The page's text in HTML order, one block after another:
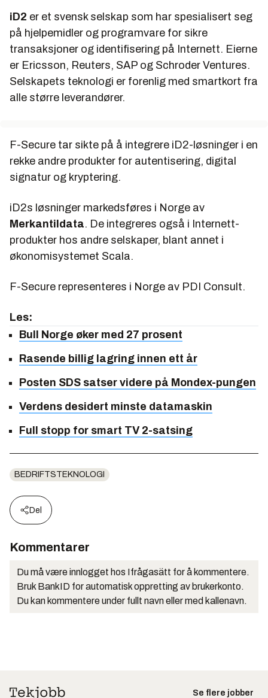
iD2 er et svensk selskap som har spesialisert seg
på hjelpemidler og programvare for sikre
transaksjoner og identifisering på Internett. Eierne
er Ericsson, Reuters, SAP og Schroder Ventures.
Selskapets teknologi er forenlig med smartkort fra
alle større leverandører.
F-Secure tar sikte på å integrere iD2-løsninger i en
rekke andre produkter for autentisering, digital
signatur og kryptering.
iD2s løsninger markedsføres i Norge av
Merkantildata. De integreres også i Internett-
produkter hos andre selskaper, blant annet i
økonomisystemet Scala.
F-Secure representeres i Norge av PDI Consult.
Les:
Bull Norge øker med 27 prosent
Rasende billig lagring innen ett år
Posten SDS satser videre på Mondex-pungen
Verdens desidert minste datamaskin
Full stopp for smart TV 2-satsing
BEDRIFTSTEKNOLOGI
Del
Kommentarer
Du må være innlogget hos Ifrågasätt for å kommentere.
Bruk BankID for automatisk oppretting av brukerkonto.
Du kan kommentere under fullt navn eller med kallenavn.
Se flere jobber